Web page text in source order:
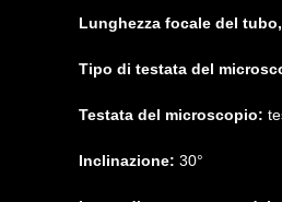
Lunghezza focale del
Tipo di testata del
Testata del microscopio:
Inclinazione: 30°